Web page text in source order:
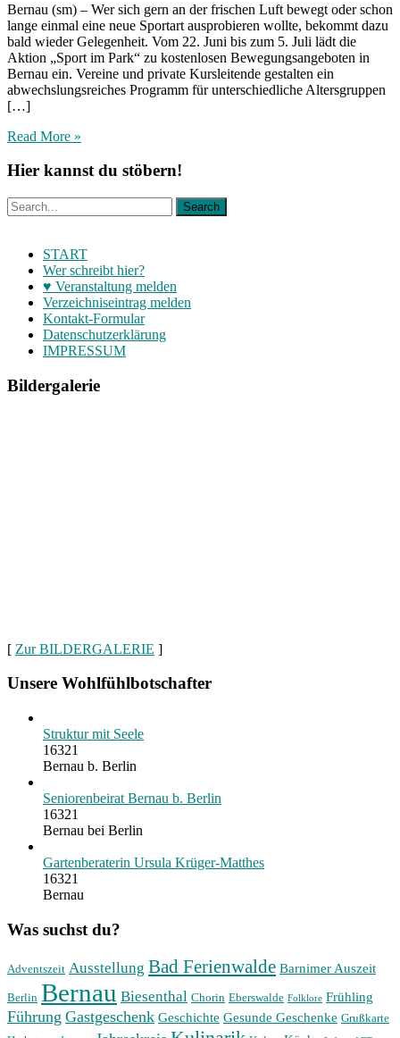
Bernau (sm) – Wer sich gern an der frischen Luft bewegt oder schon
lange einmal eine neue Sportart ausprobieren wollte, bekommt dazu
bald wieder Gelegenheit. Vom 22. Juni bis zum 5. Juli lädt die
Aktion „Sport im Park“ zu kostenlosen Bewegungsangeboten in
Bernau ein. Vereine und private Kursleitende gestalten ein
abwechslungsreiches Programm für unterschiedliche Altersgruppen
[…]
Read More »
Hier kannst du stöbern!
START
Wer schreibt hier?
♥ Veranstaltung melden
Verzeichniseintrag melden
Kontakt-Formular
Datenschutzerklärung
IMPRESSUM
Bildergalerie
[ Zur BILDERGALERIE ]
Unsere Wohlfühlbotschafter
Struktur mit Seele
16321
Bernau b. Berlin
Seniorenbeirat Bernau b. Berlin
16321
Bernau bei Berlin
Gartenberaterin Ursula Krüger-Matthes
16321
Bernau
Was suchst du?
Adventszeit Ausstellung Bad Ferienwalde Barnimer Auszeit
Berlin Bernau Biesenthal Chorin Eberswalde Folklore Frühling
Führung Gastgeschenk Geschichte Gesunde Geschenke Grußkarte